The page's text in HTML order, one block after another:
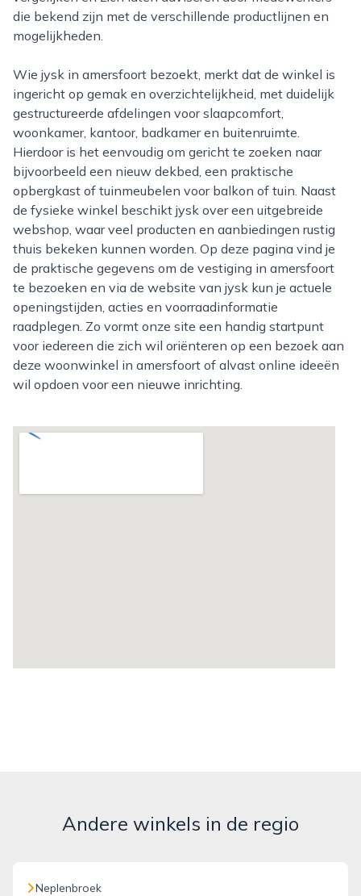
die bekend zijn met de verschillende productlijnen en
mogelijkheden.
Wie jysk in amersfoort bezoekt, merkt dat de winkel is
ingericht op gemak en overzichtelijkheid, met duidelijk
gestructureerde afdelingen voor slaapcomfort,
woonkamer, kantoor, badkamer en buitenruimte.
Hierdoor is het eenvoudig om gericht te zoeken naar
bijvoorbeeld een nieuw dekbed, een praktische
opbergkast of tuinmeubelen voor balkon of tuin. Naast
de fysieke winkel beschikt jysk over een uitgebreide
webshop, waar veel producten en aanbiedingen rustig
thuis bekeken kunnen worden. Op deze pagina vind je
de praktische gegevens om de vestiging in amersfoort
te bezoeken en via de website van jysk kun je actuele
openingstijden, acties en voorraadinformatie
raadplegen. Zo vormt onze site een handig startpunt
voor iedereen die zich wil oriënteren op een bezoek aan
deze woonwinkel in amersfoort of alvast online ideeën
wil opdoen voor een nieuwe inrichting.
Andere winkels in de regio
Neplenbroek